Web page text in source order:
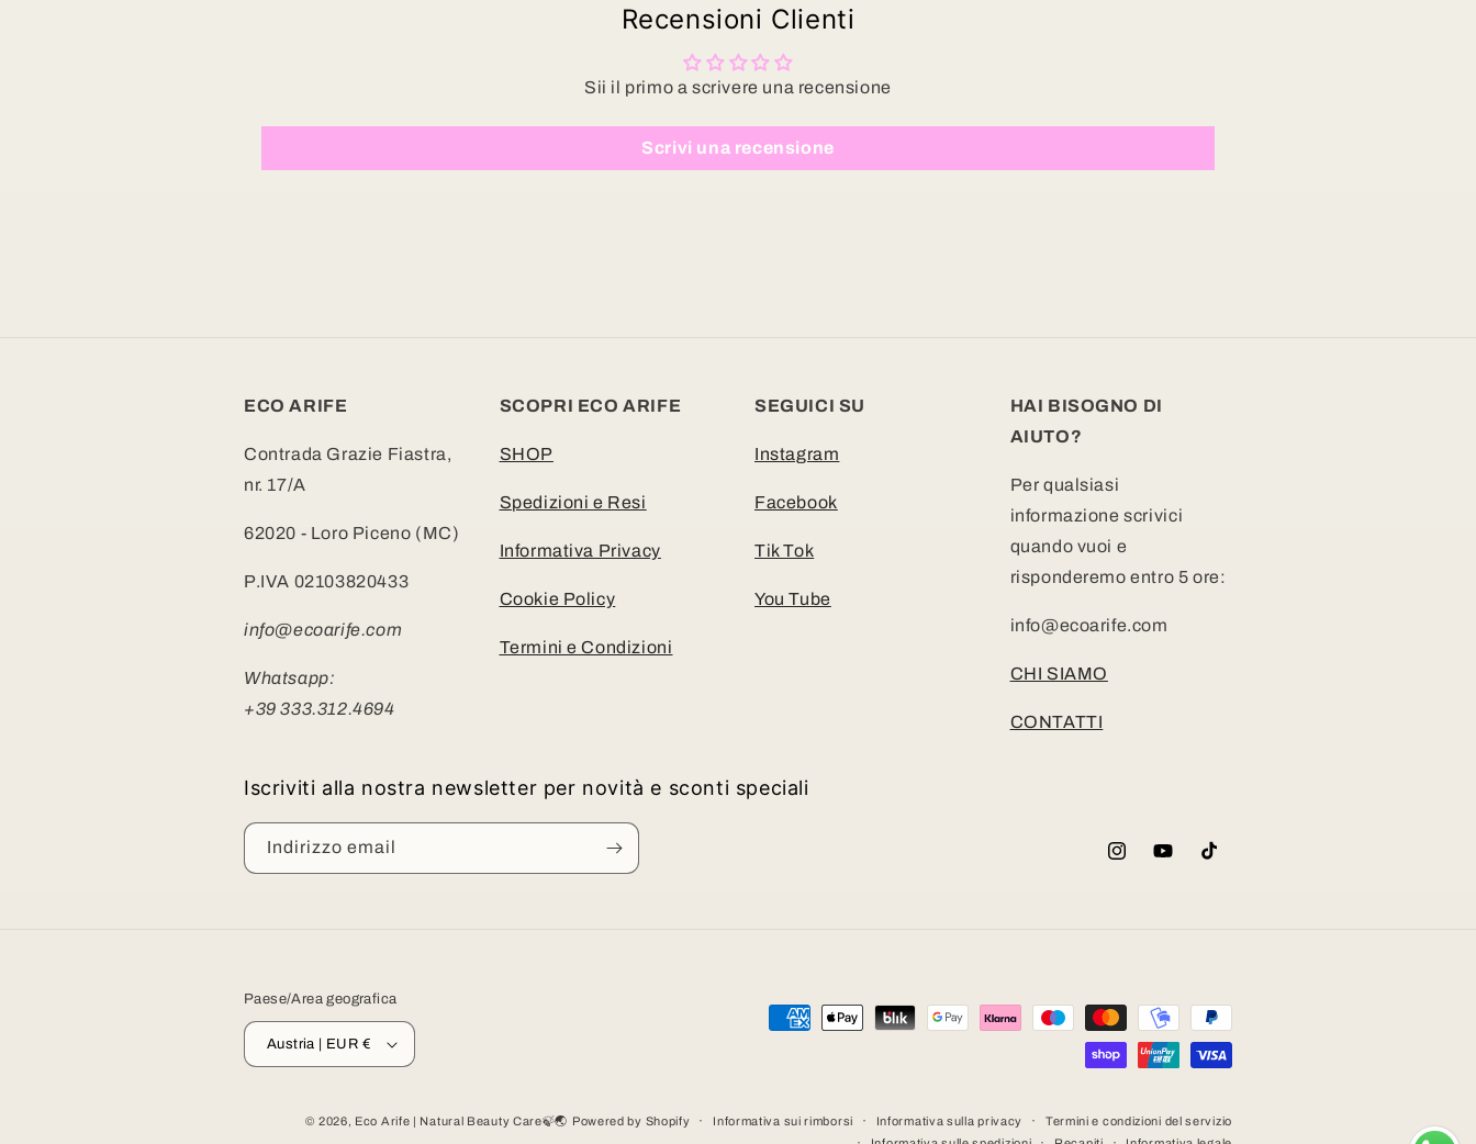
Recensioni Clienti
Sii il primo a scrivere una recensione
Scrivi una recensione
ECO ARIFE
Contrada Grazie Fiastra,
nr. 17/A
62020 - Loro Piceno (MC)
P.IVA 02103820433
info@ecoarife.com
Whatsapp:
+39 333.312.4694
SCOPRI ECO ARIFE
SHOP
Spedizioni e Resi
Informativa Privacy
Cookie Policy
Termini e Condizioni
SEGUICI SU
Instagram
Facebook
Tik Tok
You Tube
HAI BISOGNO DI
AIUTO?
Per qualsiasi
informazione scrivici
quando vuoi e
risponderemo entro 5 ore:
info@ecoarife.com
CHI SIAMO
CONTATTI
Iscriviti alla nostra newsletter per novità e sconti speciali
Indirizzo email
InstagramYouTubeTikTok
Paese/Area geografica
Austria | EUR €
Metodi
© 2026, Eco Arife | Natural Beauty Care🍃🌏 Powered by Shopify Informativa sui rimborsi Informativa sulla privacy
Termini e condizioni del servizio